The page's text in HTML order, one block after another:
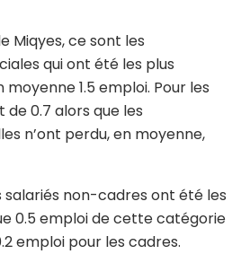
Miqyes, ce sont les
qui ont été les plus
1.5 emploi. Pour les
0.7 alors que les
n’ont perdu, en moyenne,
salariés non-cadres ont été les
0.5 emploi de cette catégorie
emploi pour les cadres.